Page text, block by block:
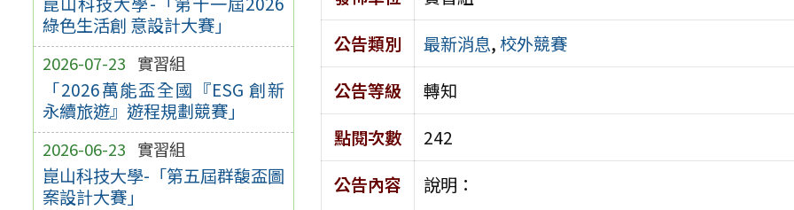
綠色生活創 意設計大賽」
2026-07-23 實習組
「2026萬能盃全國『ESG 創新
永續旅遊』遊程規劃競賽」
2026-06-23 實習組
崑山科技大學-「第五屆群馥盃圖
案設計大賽」
公告類別
最新消息,校外競賽
公告等級
轉知
點閱次數
242
公告內容
說明：